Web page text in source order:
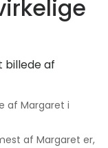
af Margaret i
af Margaret er,